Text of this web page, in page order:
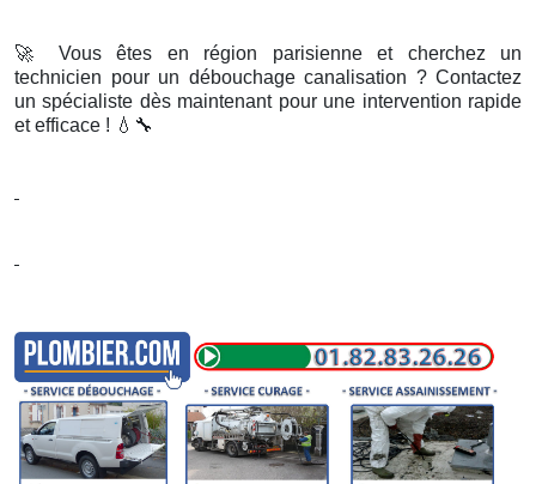
🚀
Vous êtes en région parisienne et cherchez un
technicien pour un débouchage canalisation ? Contactez
un spécialiste dès maintenant pour une intervention rapide
et efficace ! 💧🔧